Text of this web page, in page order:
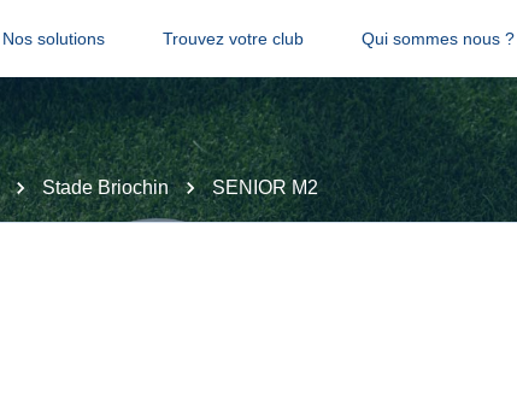
Nos solutions Trouvez votre club Qui sommes nous ?
Stade Briochin SENIOR M2